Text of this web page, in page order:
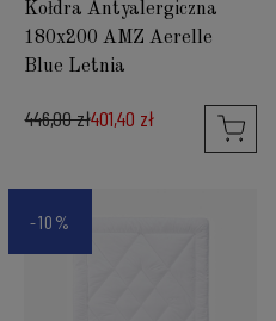
Kołdra Antyalergiczna
180x200 AMZ Aerelle
Blue Letnia
446,00 zł401,40 zł
-10%